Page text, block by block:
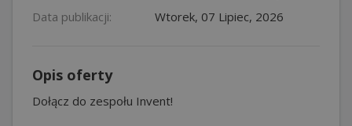
Data publikacji:
Wtorek, 07 Lipiec, 2026
Opis oferty
Dołącz do zespołu Invent!